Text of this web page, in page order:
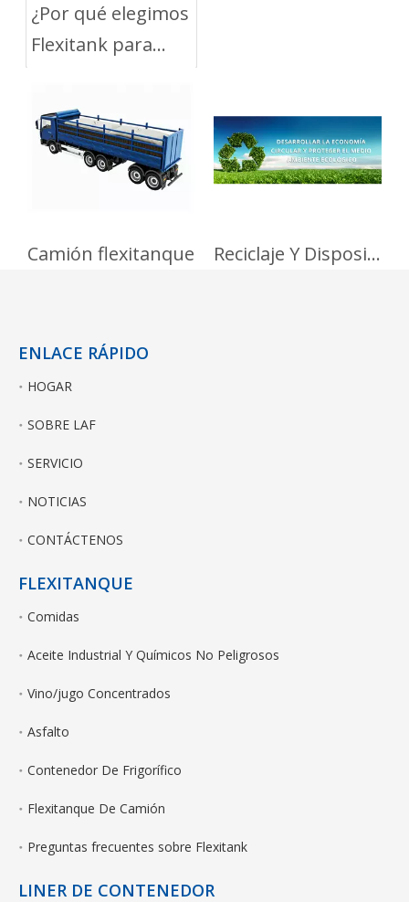
¿Por qué elegimos
Flexitank para
de perforación?
Camión flexitanque Reciclaje Y Disposición
ENLACE RÁPIDO
HOGAR
SOBRE LAF
SERVICIO
NOTICIAS
CONTÁCTENOS
FLEXITANQUE
Comidas
Aceite Industrial Y Químicos No Peligrosos
Vino/jugo Concentrados
Asfalto
Contenedor De Frigorífico
Flexitanque De Camión
Preguntas frecuentes sobre Flexitank
LINER DE CONTENEDOR